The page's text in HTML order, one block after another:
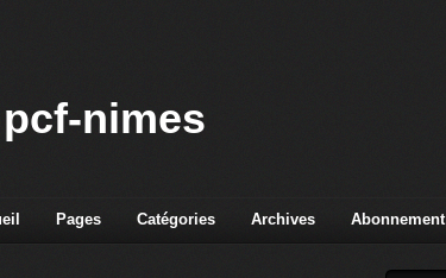
nimes
Pages Catégories Archives Abonnement